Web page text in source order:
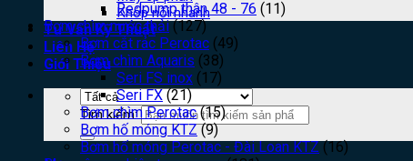
Khớp nối nhanh
Tư Vấn Kỹ Thuật
Liên Hệ
Giới Thiệu
Tìm kiếm:
Redpump thân 48 - 76 (11)
Bơm chìm nước thải (127)
Bơm cắt rác Perotac (49)
Bơm chìm Aquaris (38)
Seri FS inox (17)
Seri FX (21)
Bơm chìm Perotac (15)
Bơm hố móng KTZ (9)
Bơm hố móng Perotac - Đài Loan KTZ (16)